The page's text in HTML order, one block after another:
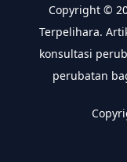
Copyright ©
Terpelihara.
konsultasi
perubatan